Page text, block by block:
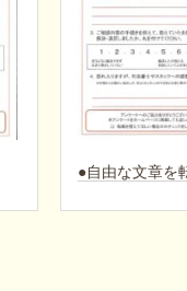
●自由な文章を